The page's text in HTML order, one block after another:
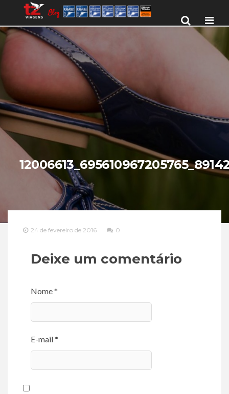
24 de fevereiro de 2016 0
Deixe um comentário
Nome *
E-mail *